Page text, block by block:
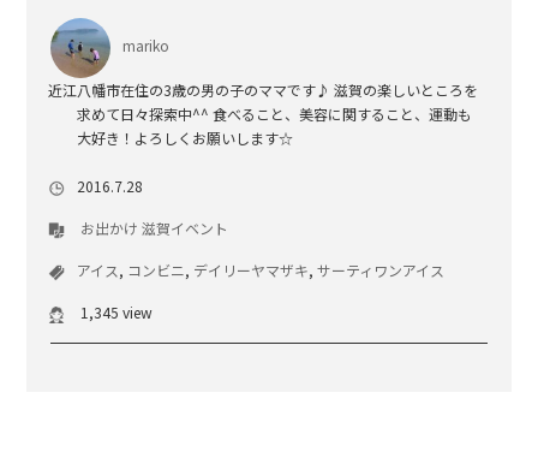
mariko
近江八幡市在住の3歳の男の子のママです♪ 滋賀の楽しいところを
求めて日々探索中^^ 食べること、美容に関すること、運動も
大好き！よろしくお願いします☆
2016.7.28
お出かけ 滋賀イベント
アイス, コンビニ, デイリーヤマザキ,サーティワンアイス
1,345 view